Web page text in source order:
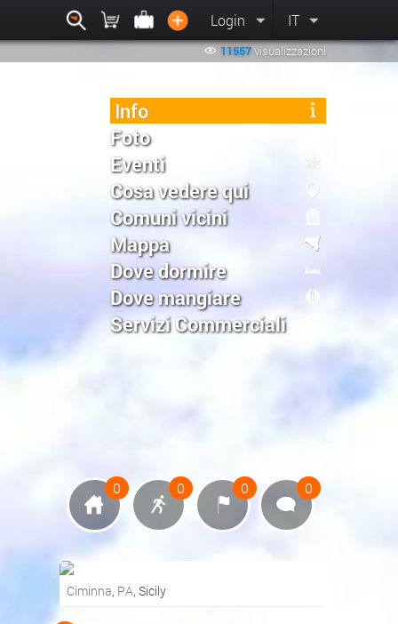
Login IT
11557visualizzazioni
Info
Foto
Eventi
Cosa vedere qui
Comuni vicini
Mappa
Dove dormire
Dove mangiare
Servizi Commerciali
0 0 0 0
Ciminna, PA, Sicily